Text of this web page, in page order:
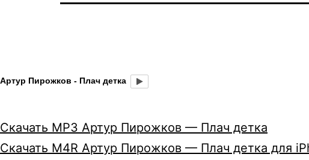
Артур Пирожков - Плач детка
Скачать MP3 Артур Пирожков — Плач детка
Скачать M4R Артур Пирожков — Плач детка для